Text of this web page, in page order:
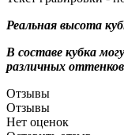
Реальная высота
В составе кубка
различных
Отзывы
Отзывы
Нет оценок